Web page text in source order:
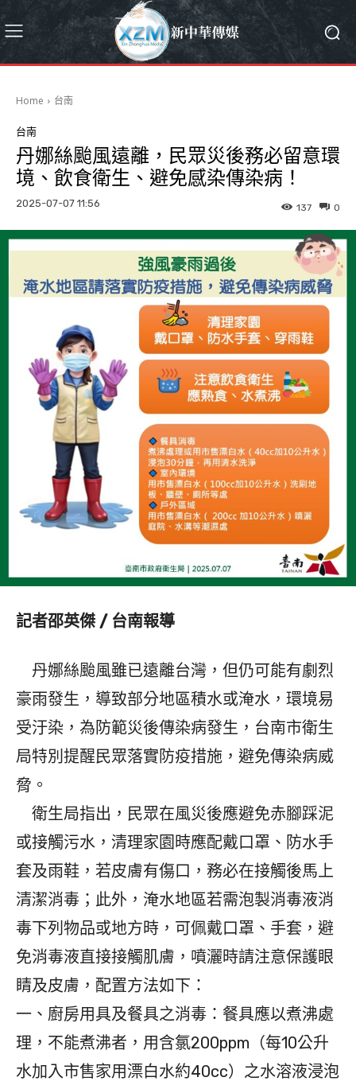
Home 台南
台南
丹娜絲颱風遠離，民眾災後務必留意環
境、飲食衛生、避免感染傳染病！
2025-07-07 11:56 0
137
記者邵英傑 / 台南報導
丹娜絲颱風雖已遠離台灣，但仍可能有劇烈
豪雨發生，導致部分地區積水或淹水，環境易
受汙染，為防範災後傳染病發生，台南市衛生
局特別提醒民眾落實防疫措施，避免傳染病威
脅。
衛生局指出，民眾在風災後應避免赤腳踩泥
或接觸污水，清理家園時應配戴口罩、防水手
套及雨鞋，若皮膚有傷口，務必在接觸後馬上
清潔消毒；此外，淹水地區若需泡製消毒液消
毒下列物品或地方時，可佩戴口罩、手套，避
免消毒液直接接觸肌膚，噴灑時請注意保護眼
睛及皮膚，配置方法如下：
一、廚房用具及餐具之消毒：餐具應以煮沸處
理，不能煮沸者，用含氯200ppm（每10公升
水加入市售家用漂白水約40cc）之水溶液浸泡